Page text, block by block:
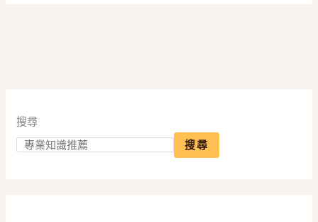
篇
搞
懂
搜尋
搜尋